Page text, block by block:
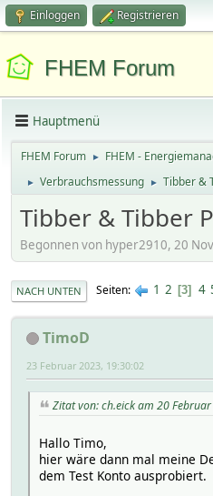
Einloggen Registrieren
FHEM Forum
Hauptmenü
FHEM Forum ► FHEM -
► Verbrauchsmessung ► Tibber &
Tibber & Tibber
Begonnen von hyper2910, 20
NACH UNTEN Seiten 1 2 3 4
TimoD
23 Februar 2023, 19:30:02
Zitat von: ch.eick am 20
Hallo Timo,
hier wäre dann mal meine
dem Test Konto ausprobiert.